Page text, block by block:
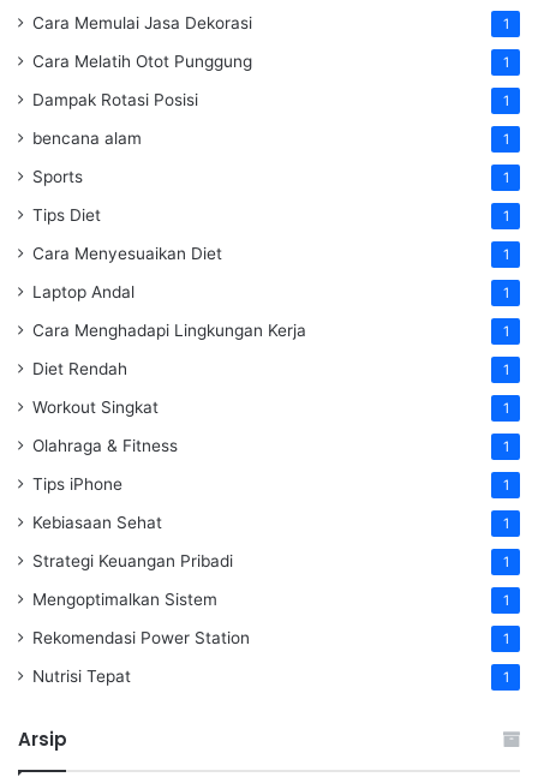
Cara Memulai Jasa Dekorasi 1
Cara Melatih Otot Punggung 1
Dampak Rotasi Posisi 1
bencana alam 1
Sports 1
Tips Diet 1
Cara Menyesuaikan Diet 1
Laptop Andal 1
Cara Menghadapi Lingkungan Kerja 1
Diet Rendah 1
Workout Singkat 1
Olahraga & Fitness 1
Tips iPhone 1
Kebiasaan Sehat 1
Strategi Keuangan Pribadi 1
Mengoptimalkan Sistem 1
Rekomendasi Power Station 1
Nutrisi Tepat 1
Arsip